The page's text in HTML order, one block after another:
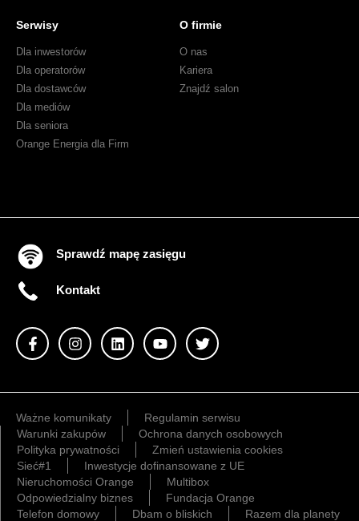
Serwisy
Dla inwestorów
Dla operatorów
Dla dostawców
Dla mediów
Dla seniora
Orange Energia dla Firm
O firmie
O nas
Kariera
Znajdź salon
Sprawdź mapę zasięgu
Kontakt
Ważne komunikaty
Regulamin serwisu
Warunki zakupów
Ochrona danych osobowych
Polityka prywatności
Zmień ustawienia cookies
Sieć#1
Inwestycje dofinansowane z UE
Nieruchomości Orange
Multibox
Odpowiedzialny biznes
Fundacja Orange
Telefon domowy
Dbam o bliskich Razem dla planety